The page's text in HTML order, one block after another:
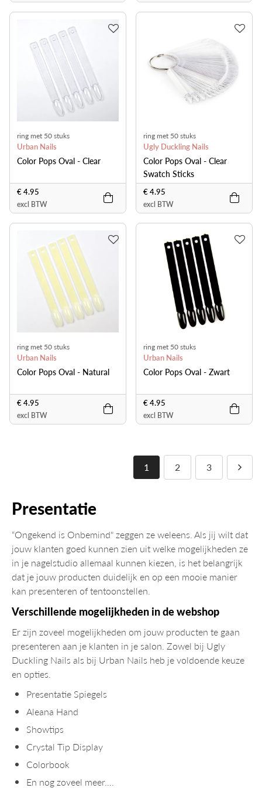
ring met 50 stuks
Urban Nails
Color Pops Oval - Clear
€ 4.95
excl BTW
ring met 50 stuks
Ugly Duckling Nails
Color Pops Oval - Clear
Swatch Sticks
€ 4.95
excl BTW
ring met 50 stuks
Urban Nails
Color Pops Oval - Natural
€ 4.95
excl BTW
ring met 50 stuks
Urban Nails
Color Pops Oval - Zwart
€ 4.95
excl BTW
1 2 3
Presentatie
“Ongekend is Onbemind" zeggen ze weleens. Als jij wilt dat
jouw klanten goed kunnen zien uit welke mogelijkheden ze
in je nagelstudio allemaal kunnen kiezen, is het belangrijk
dat je jouw producten duidelijk en op een mooie manier
kan presenteren of tentoonstellen.
Verschillende mogelijkheden in de webshop
Er zijn zoveel mogelijkheden om jouw producten te gaan
presenteren aan je klanten in je salon. Zowel bij Ugly
Duckling Nails als bij Urban Nails heb je voldoende keuze
en opties.
Presentatie Spiegels
Aleana Hand
Showtips
Crystal Tip Display
Colorbook
En nog zoveel meer….